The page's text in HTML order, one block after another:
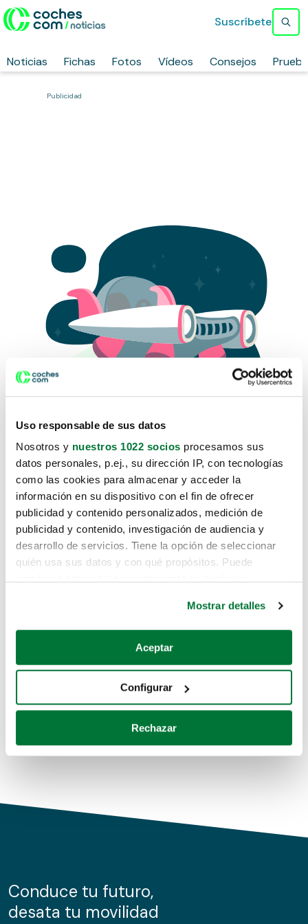
Uso responsable de sus datos
Nosotros y nuestros 1022 socios procesamos sus
datos personales, p.ej., su dirección IP, con tecnologías
como las cookies para almacenar y acceder la
información en su dispositivo con el fin de ofrecer
publicidad y contenido personalizados, medición de
publicidad y contenido, investigación de audiencia y
desarrollo de servicios. Tiene la opción de seleccionar
quién usa sus datos y con qué propósitos. Puede
Si lo permite, también quisiéramos:
Recopilar información sobre su ubicación geográfica
Identificar su dispositivo analizándolo activamente
para buscar características específicas (huellas
Obtenga más información sobre cómo se procesan sus
de cookies.
información sobre el uso que haga del sitio web con
nuestros partners de redes sociales, publicidad y análisis
Mostrar detalles
Aceptar
Configurar
Rechazar
Noticias Fichas Fotos Vídeos Consejos
Suscríbete
Publicidad
Lo sentimos, no sabemos como
te hemos traido hasta aquí.
Pero puedes encontrar el coche que estás
buscando en alguno de estos enlaces:
Coches de segunda mano
Coches de km0
Conduce tu futuro,
desata tu movilidad